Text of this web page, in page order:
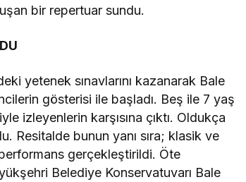
bir repertuar sundu.
yetenek sınavlarını kazanarak Bale
gösterisi ile başladı. Beş ile 7 yaş
izleyenlerin karşısına çıktı. Oldukça
Resitalde bunun yanı sıra; klasik ve
gerçekleştirildi. Öte
Belediye Konservatuvarı Bale